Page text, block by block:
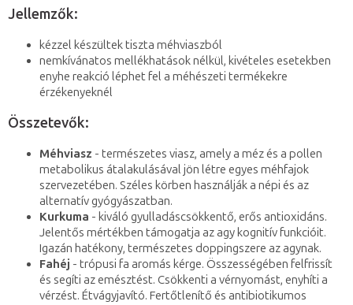
Jellemzők:
kézzel készültek tiszta méhviaszból
nemkívánatos mellékhatások nélkül, kivételes esetekben
enyhe reakció léphet fel a méhészeti termékekre
érzékenyeknél
Összetevők:
Méhviasz - természetes viasz, amely a méz és a pollen
metabolikus átalakulásával jön létre egyes méhfajok
szervezetében. Széles körben használják a népi és az
alternatív gyógyászatban.
Kurkuma - kiváló gyulladáscsökkentő, erős antioxidáns.
Jelentős mértékben támogatja az agy kognitív funkcióit.
Igazán hatékony, természetes doppingszere az agynak.
Fahéj - trópusi fa aromás kérge. Összességében felfrissít
és segíti az emésztést. Csökkenti a vérnyomást, enyhíti a
vérzést. Étvágyjavító. Fertőtlenítő és antibiotikumos